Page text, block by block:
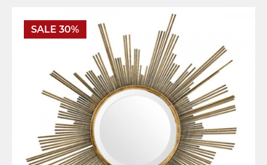
SALE 30%